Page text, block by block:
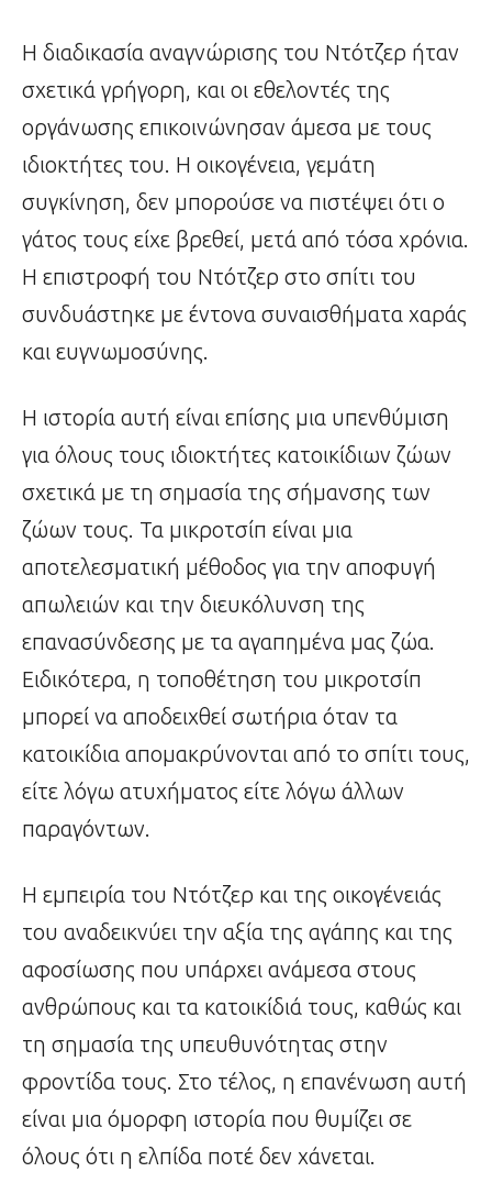
Η διαδικασία αναγνώρισης του Ντότζερ ήταν
σχετικά γρήγορη, και οι εθελοντές της
οργάνωσης επικοινώνησαν άμεσα με τους
ιδιοκτήτες του. Η οικογένεια, γεμάτη
συγκίνηση, δεν μπορούσε να πιστέψει ότι ο
γάτος τους είχε βρεθεί, μετά από τόσα χρόνια.
Η επιστροφή του Ντότζερ στο σπίτι του
συνδυάστηκε με έντονα συναισθήματα χαράς
και ευγνωμοσύνης.
Η ιστορία αυτή είναι επίσης μια υπενθύμιση
για όλους τους ιδιοκτήτες κατοικίδιων ζώων
σχετικά με τη σημασία της σήμανσης των
ζώων τους. Τα μικροτσίπ είναι μια
αποτελεσματική μέθοδος για την αποφυγή
απωλειών και την διευκόλυνση της
επανασύνδεσης με τα αγαπημένα μας ζώα.
Ειδικότερα, η τοποθέτηση του μικροτσίπ
μπορεί να αποδειχθεί σωτήρια όταν τα
κατοικίδια απομακρύνονται από το σπίτι τους,
είτε λόγω ατυχήματος είτε λόγω άλλων
παραγόντων.
Η εμπειρία του Ντότζερ και της οικογένειάς
του αναδεικνύει την αξία της αγάπης και της
αφοσίωσης που υπάρχει ανάμεσα στους
ανθρώπους και τα κατοικίδιά τους, καθώς και
τη σημασία της υπευθυνότητας στην
φροντίδα τους. Στο τέλος, η επανένωση αυτή
είναι μια όμορφη ιστορία που θυμίζει σε
όλους ότι η ελπίδα ποτέ δεν χάνεται.